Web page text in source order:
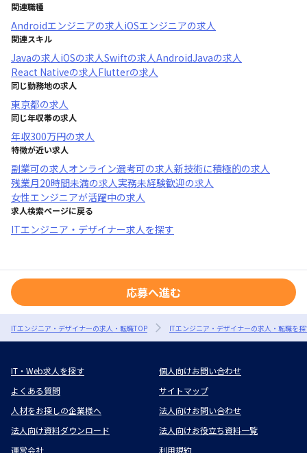
関連職種
Androidエンジニアの求人iOSエンジニアの求人
関連スキル
Javaの求人iOSの求人Swiftの求人AndroidJavaの求人
React Nativeの求人Flutterの求人
同じ勤務地の求人
東京都の求人
同じ年収帯の求人
年収300万円の求人
特徴が近い求人
副業可の求人オンライン選考可の求人新技術に積極的の求人
残業月20時間未満の求人実務未経験歓迎の求人
女性エンジニアが活躍中の求人
求人検索ページに戻る
ITエンジニア・デザイナー求人を探す
応募へ進む
ITエンジニア・デザイナーの求人・転職TOP ITエンジニア・デザイナーの求人・転職を
IT・Web求人を探す
個人向けお問い合わせ
よくある質問
サイトマップ
人材をお探しの企業様へ
法人向けお問い合わせ
法人向け資料ダウンロード
法人向けお役立ち資料一覧
運営会社
利用規約